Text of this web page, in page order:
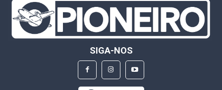
SIGA-NOS